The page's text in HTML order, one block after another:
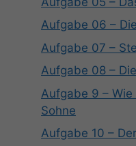
Aufgabe 06 –
Aufgabe 07 –
Aufgabe 08 –
Aufgabe 9 –
Sohne
Aufgabe 10 –